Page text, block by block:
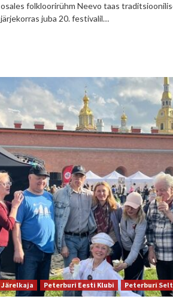
osales folkloorirühm Neevo taas
järjekorras juba 20. festivalil…
Järelkaja Peterburi Eesti Klubi Peterburi